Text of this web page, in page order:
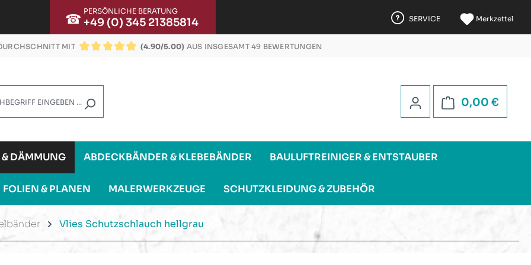
☎ PERSÖNLICHE BERATUNG
+49 (0) 345 21385814 SERVICE Merkzettel
MIT
(4.90/5.00) AUS INSGESAMT 49 BEWERTUNGEN
0,00 €
DÄMMUNG ABDECKBÄNDER & KLEBEBÄNDER BAULUFTREINIGER & ENTSTAUBER
FOLIEN & PLANEN MALERWERKZEUGE SCHUTZKLEIDUNG & ZUBEHÖR
Vlies Schutzschlauch hellgrau